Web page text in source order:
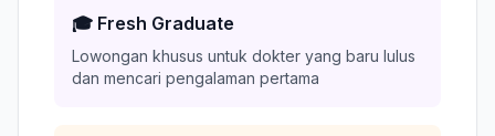
🎓 Fresh Graduate
Lowongan khusus untuk dokter yang baru lulus
dan mencari pengalaman pertama